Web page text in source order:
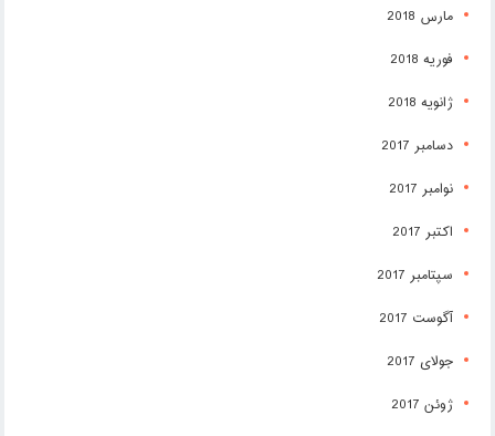
مارس 2018
فوریه 2018
ژانویه 2018
دسامبر 2017
نوامبر 2017
اکتبر 2017
سپتامبر 2017
آگوست 2017
جولای 2017
ژوئن 2017